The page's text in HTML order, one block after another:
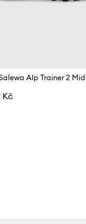
Alp Trainer 2
Kč